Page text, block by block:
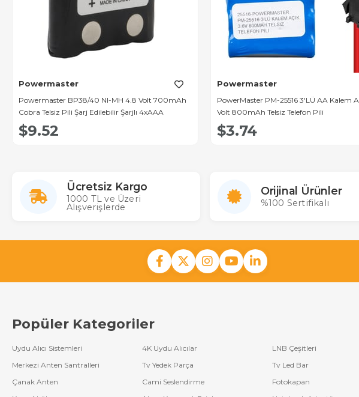
Powermaster
Powermaster BP38/40 NI-MH 4.8 Volt 700mAh
Cobra Telsiz Pili Şarj Edilebilir Şarjlı 4xAAA
$9.52
Powermaster
PowerMaster PM-25516 3'LÜ AA Kalem
Volt 800mAh Telsiz Telefon Pili
$3.74
Ücretsiz Kargo
1000 TL ve Üzeri
Alışverişlerde
Orijinal Ürünler
%100 Sertifikalı
Popüler Kategoriler
Uydu Alıcı Sistemleri 4K Uydu Alıcılar LNB Çeşitleri
Merkezi Anten Santralleri
Tv Yedek Parça Tv Led Bar
Çanak Anten
Cami Seslendirme Fotokapan